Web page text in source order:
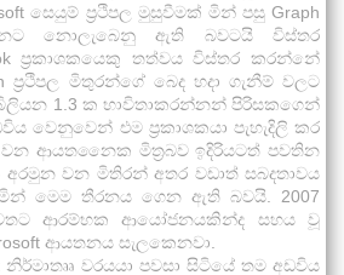
සෙයුම් ප්‍රථිපල මුසුවීමක් මින් පසු Graph
නොලැබෙනු ඇති බවටයි විස්තර
ප්‍රකාශකයෙකු තත්වය විස්තර කරන්නේ
ප්‍රථිපල මිතුරන්ගේ බෙද හදා ගැනීම් වලට
1.3 ක භාවිතාකරන්නන් පිරිසකගෙන්
වෙනුවෙන් එම ප්‍රකාශකයා පැහැදිලි කර
වන ආයතනෛක මිත්‍රබව ඉදිරියටත් පවතින
අරමුන වන මිතිරන් අතර වඩාත් සබදතාවය
මෙම තීරනය ගෙන ඇති බවයි. 2007
ආරම්භක ආයෝජනයකින්ද සහය වූ
ආයතනය සැලකෙනවා.
නිර්මාතෲ වරයයා පවසා සිටියේ තම අඩවිය